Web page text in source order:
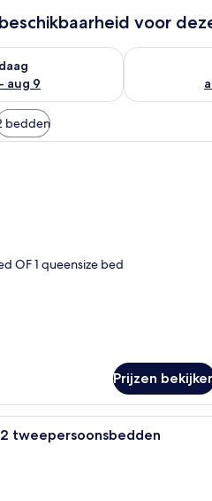
voor
aug 9
controleren voor vanavond aug
De
bedden
Een hotelkamer met een
OF 1 queensize bed
Prijzen
tweepersoonsbedden